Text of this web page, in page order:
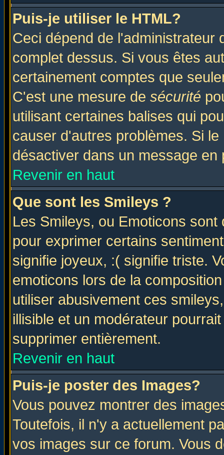
Puis-je utiliser le HTML?
Ceci dépend de l'administrateur
complet dessus. Si vous êtes
certainement comptes que
C'est une mesure de sécurité
utilisant certaines balises qui
causer d'autres problèmes. Si
désactiver dans un message
Revenir en haut
Que sont les Smileys ?
Les Smileys, ou Emoticons
pour exprimer certains
signifie joyeux, :( signifie triste.
emoticons lors de la
utiliser abusivement ces
illisible et un modérateur
supprimer entièrement.
Revenir en haut
Puis-je poster des Images?
Vous pouvez montrer des
Toutefois, il n'y a actuellement
vos images sur ce forum. Vous